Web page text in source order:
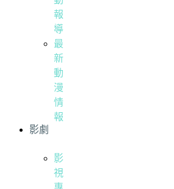
報
導
最
新
動
漫
情
報
影劇
影
視